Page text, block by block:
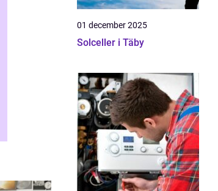
01 december 2025
Solceller i Täby